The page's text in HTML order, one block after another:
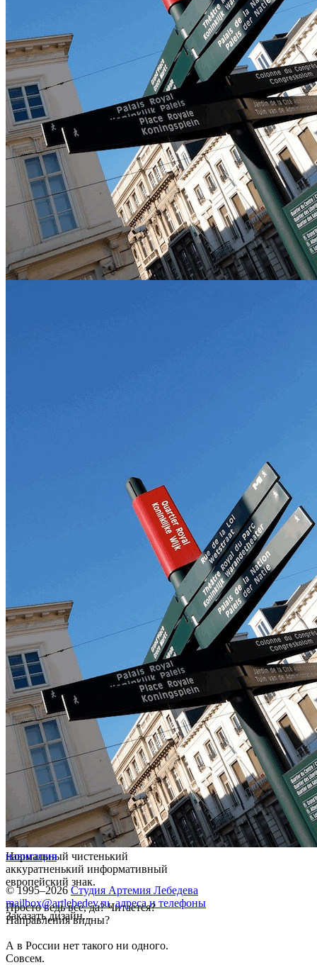
Нормальный чистенький
аккуратненький информативный
европейский знак.
Просто ведь все, да? Читается?
Направления видны?
А в России нет такого ни одного.
Совсем.
навигация
© 1995–2026 Студия Артемия Лебедева
mailbox@artlebedev.ru, адреса и телефоны
Заказать дизайн...